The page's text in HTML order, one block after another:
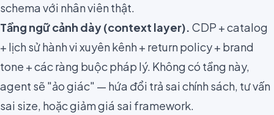
schema với nhân viên thật.
Tầng ngữ cảnh dày (context layer). CDP + catalog
+ lịch sử hành vi xuyên kênh + return policy + brand
tone + các ràng buộc pháp lý. Không có tầng này,
agent sẽ "ảo giác" — hứa đổi trả sai chính sách, tư vấn
sai size, hoặc giảm giá sai framework.